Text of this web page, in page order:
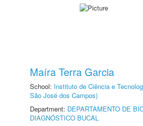
Maíra Terra Garcia
School: Instituto de Ciência e
São José dos Campos)
Department: DEPARTAMENTO DE
DIAGNÓSTICO BUCAL